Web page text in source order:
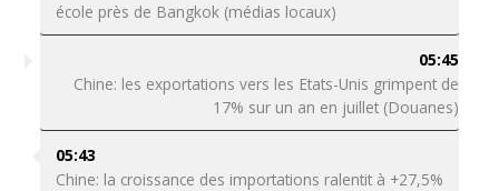
école près de Bangkok (médias locaux)
05:45
Chine: les exportations vers les Etats-Unis grimpent de
17% sur un an en juillet (Douanes)
05:43
Chine: la croissance des importations ralentit à +27,5%